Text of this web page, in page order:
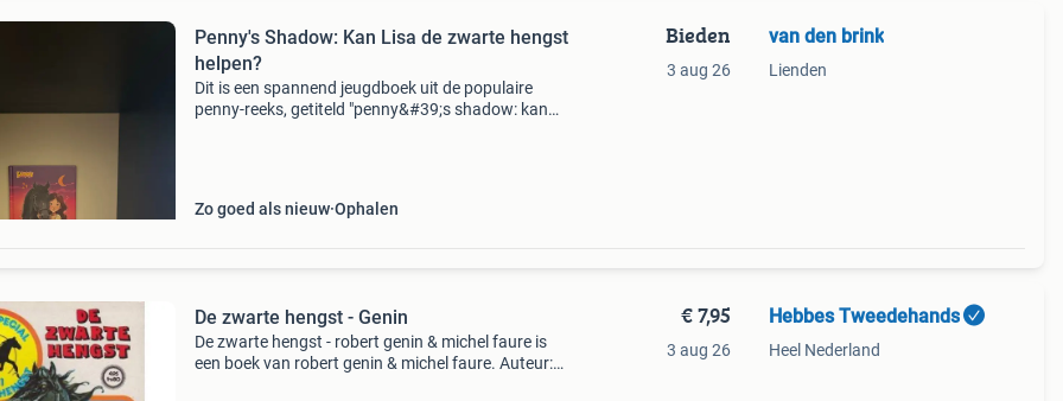
Penny's Shadow: Kan Lisa de zwarte hengst
helpen?
Dit is een spannend jeugdboek uit de populaire
penny-reeks, getiteld "penny&#39;s shadow: kan
Zo goed als nieuw Ophalen
Bieden
3 aug 26
van den brink
Lienden
De zwarte hengst - Genin
De zwarte hengst - robert genin & michel faure is
een boek van robert genin & michel faure. Auteur:
€ 7,95
3 aug 26
Hebbes Tweedehands
Heel Nederland